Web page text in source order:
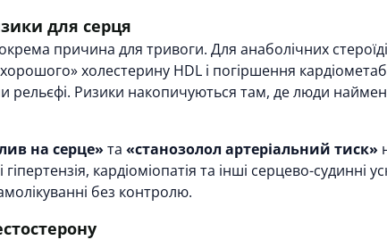
для серця
причина для тривоги. Для анаболічних
холестерину HDL і погіршення
рельєфі. Ризики накопичуються там, де люди
на серце» та «станозолол артеріальний тиск»
гіпертензія, кардіоміопатія та інші серцево-
без контролю.